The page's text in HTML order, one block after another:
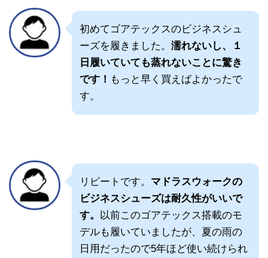
初めてゴアテックスのビジネスシュ
ーズを履きました。 濡れないし、１
日履いていても蒸れないことに驚き
です！ もっと早く買えばよかったで
す。
リピートです。 マドラスウォークの
ビジネスシューズは耐久性がいいで
す。 以前このゴアテックス搭載のモ
デルも履いていましたが、夏の雨の
日用だったので5年ほど使い続けられ